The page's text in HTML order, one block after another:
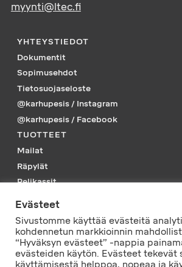
myynti@ltec.fi
YHTEYSTIEDOT
Dokumentit
Sopimusehdot
Tietosuojaseloste
@karhupesis / Instagram
@karhupesis / Facebook
TUOTTEET
Mailat
Räpylät
Pelikassit
Vaatteet
PELISSÄ MUKANA
Evästeet
Sivustomme käyttää evästeitä
kohdennetun markkioinnin
“Hyväksyn evästeet” -nappia
evästeiden käytön. Evästeet tekevät
käyttämisestä helppoa, nopeaa ja